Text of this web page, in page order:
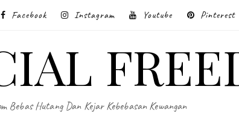
Facebook Instagram Youtube Pinterest
Bebas Hutang Dan Kejar Kebebasan Kewangan